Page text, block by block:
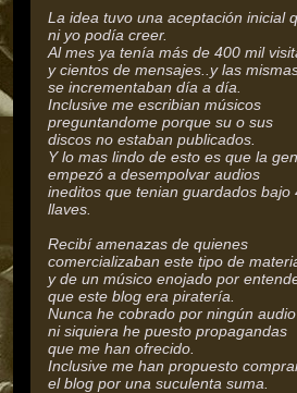
La idea tuvo una aceptación inicial
ni yo podía creer.
Al mes ya tenía más de 400 mil
y cientos de mensajes..y las
se incrementaban día a día.
Inclusive me escribian músicos
preguntandome porque su o sus
discos no estaban publicados.
Y lo mas lindo de esto es que la
empezó a desempolvar audios
ineditos que tenian guardados bajo
llaves.
Recibí amenazas de quienes
comercializaban este tipo de
y de un músico enojado por
que este blog era piratería.
Nunca he cobrado por ningún
ni siquiera he puesto propagandas
que me han ofrecido.
Inclusive me han propuesto
el blog por una suculenta suma.